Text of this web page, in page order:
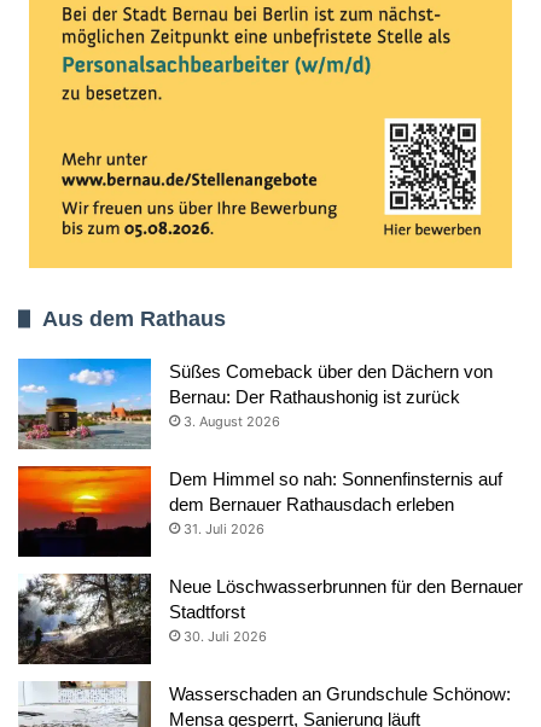
Aus dem Rathaus
Süßes Comeback über den Dächern von
Bernau: Der Rathaushonig ist zurück
3. August 2026
Dem Himmel so nah: Sonnenfinsternis auf
dem Bernauer Rathausdach erleben
31. Juli 2026
Neue Löschwasserbrunnen für den Bernauer
Stadtforst
30. Juli 2026
Wasserschaden an Grundschule Schönow:
Mensa gesperrt, Sanierung läuft